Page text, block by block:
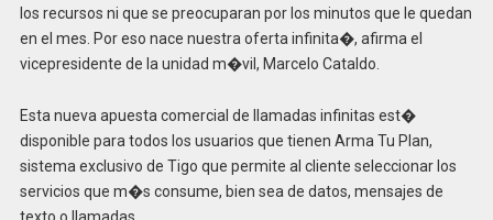
los recursos ni que se preocuparan por los minutos que le quedan
en el mes. Por eso nace nuestra oferta infinita�, afirma el
vicepresidente de la unidad m�vil, Marcelo Cataldo.
Esta nueva apuesta comercial de llamadas infinitas est�
disponible para todos los usuarios que tienen Arma Tu Plan,
sistema exclusivo de Tigo que permite al cliente seleccionar los
servicios que m�s consume, bien sea de datos, mensajes de